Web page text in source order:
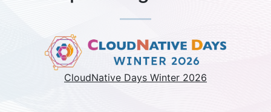
CloudNative Days Winter 2026